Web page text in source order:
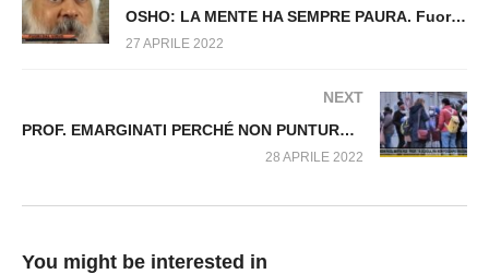
https://www.confederazionelegale.it/
OSHO: LA MENTE HA SEMPRE PAURA. Fuori dal Virus n.176.SP
27 APRILE 2022
NEXT
PROF. EMARGINATI PERCHÉ NON PUNTURATI. Fuori dal Virus n.178.SP
28 APRILE 2022
You might be interested in